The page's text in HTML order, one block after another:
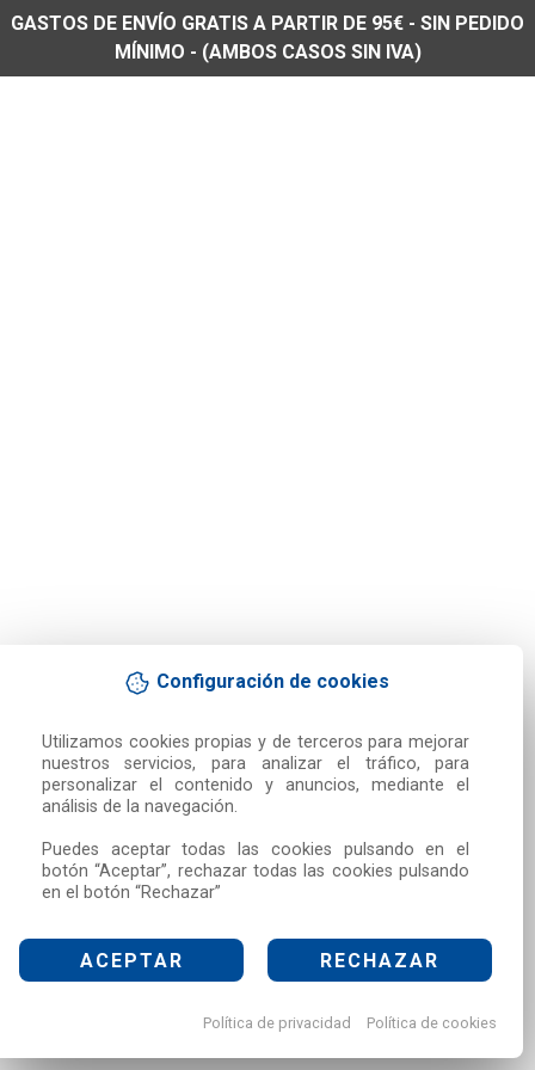
Configuración de cookies
Utilizamos cookies propias y de terceros para mejorar
nuestros servicios, para analizar el tráfico, para
personalizar el contenido y anuncios, mediante el
análisis de la navegación.
Puedes aceptar todas las cookies pulsando en el
botón “Aceptar”, rechazar todas las cookies pulsando
en el botón “Rechazar”
ACEPTAR RECHAZAR
Política de privacidad Política de cookies
GASTOS DE ENVÍO GRATIS A PARTIR DE 95€ - SIN PEDIDO
MÍNIMO - (AMBOS CASOS SIN IVA)